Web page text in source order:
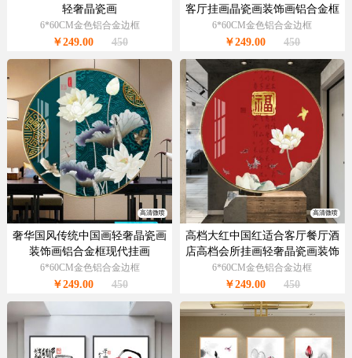
轻奢晶瓷画
6*60CM金色铝合金边框
￥249.00 450
客厅挂画晶瓷画装饰画铝合金框
6*60CM金色铝合金边框
￥249.00 450
高清微喷
奢华国风传统中国画轻奢晶瓷画
装饰画铝合金框现代挂画
6*60CM金色铝合金边框
￥249.00 450
高清微喷
高档大红中国红适合客厅餐厅酒
店高档会所挂画轻奢晶瓷画装饰
画
6*60CM金色铝合金边框
￥249.00 450